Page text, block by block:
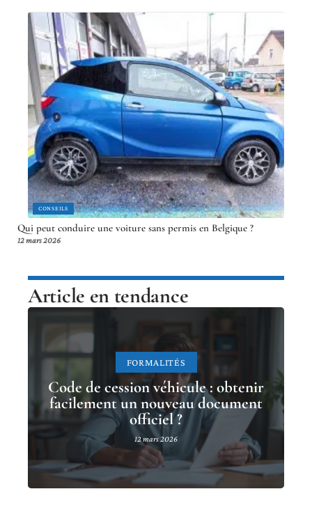
CONSEILS
Qui peut conduire une voiture sans permis en Belgique ?
12 mars 2026
Article en tendance
FORMALITÉS
Code de cession véhicule : obtenir
facilement un nouveau document
officiel ?
12 mars 2026